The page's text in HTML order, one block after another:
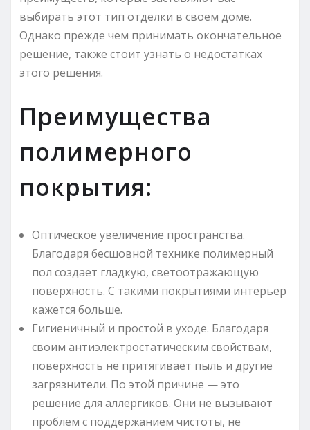
выбирать этот тип отделки в своем доме.
Однако прежде чем принимать окончательное
решение, также стоит узнать о недостатках
этого решения.
Преимущества
полимерного
покрытия:
Оптическое увеличение пространства.
Благодаря бесшовной технике полимерный
пол создает гладкую, светоотражающую
поверхность. С такими покрытиями интерьер
кажется больше.
Гигиеничный и простой в уходе. Благодаря
своим антиэлектростатическим свойствам,
поверхность не притягивает пыль и другие
загрязнители. По этой причине — это
решение для аллергиков. Они не вызывают
проблем с поддержанием чистоты, не